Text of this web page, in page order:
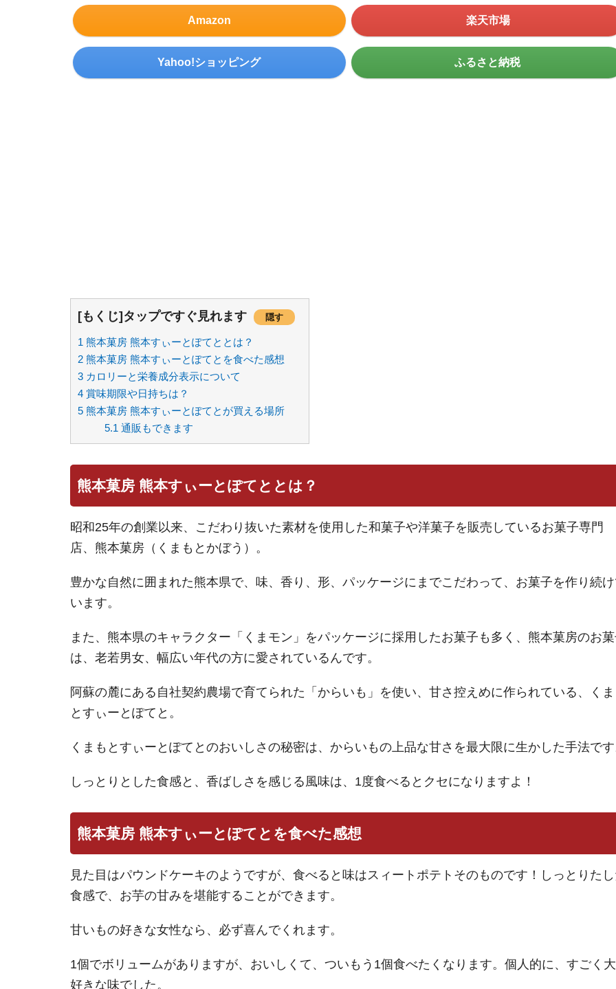
Amazon 楽天市場
Yahoo!ショッピング ふるさと納税
[もくじ]タップですぐ見れます 隠す
1 熊本菓房 熊本すぃーとぽてととは？
2 熊本菓房 熊本すぃーとぽてとを食べた感想
3 カロリーと栄養成分表示について
4 賞味期限や日持ちは？
5 熊本菓房 熊本すぃーとぽてとが買える場所
5.1 通販もできます
熊本菓房 熊本すぃーとぽてととは？
昭和25年の創業以来、こだわり抜いた素材を使用した和菓子や洋菓子を販売しているお菓子専門
店、熊本菓房（くまもとかぼう）。
豊かな自然に囲まれた熊本県で、味、香り、形、パッケージにまでこだわって、お菓子を作り続
います。
また、熊本県のキャラクター「くまモン」をパッケージに採用したお菓子も多く、熊本菓房のお
は、老若男女、幅広い年代の方に愛されているんです。
阿蘇の麓にある自社契約農場で育てられた「からいも」を使い、甘さ控えめに作られている、く
とすぃーとぽてと。
くまもとすぃーとぽてとのおいしさの秘密は、からいもの上品な甘さを最大限に生かした手法で
しっとりとした食感と、香ばしさを感じる風味は、1度食べるとクセになりますよ！
熊本菓房 熊本すぃーとぽてとを食べた感想
見た目はパウンドケーキのようですが、食べると味はスィートポテトそのものです！しっとりた
食感で、お芋の甘みを堪能することができます。
甘いもの好きな女性なら、必ず喜んでくれます。
1個でボリュームがありますが、おいしくて、ついもう1個食べたくなります。個人的に、すごく大
好きな味でした。